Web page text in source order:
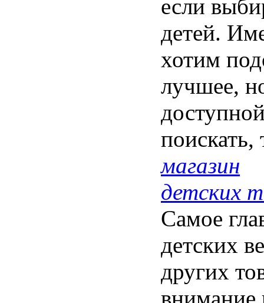
если
детей.
хотим
лучшее,
поискать,
магазин
детских
Самое
детских
других